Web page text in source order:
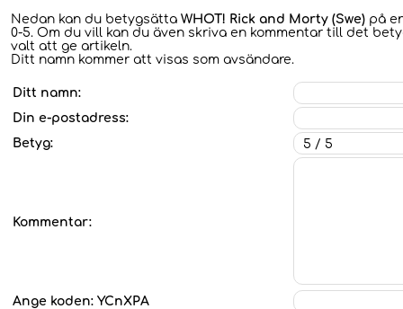
Nedan kan du betygsätta WHOT! Rick and Morty (Swe) på
0-5. Om du vill kan du även skriva en kommentar till det
valt att ge artikeln.
Ditt namn kommer att visas som avsändare.
Ditt namn:
Din e-postadress:
Betyg:
Kommentar:
Ange koden: YCnXPA